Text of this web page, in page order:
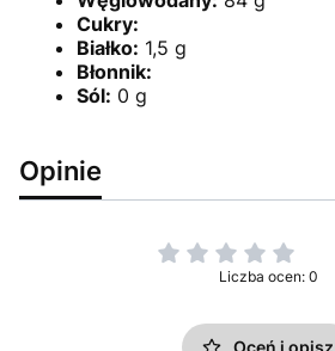
Cukry:
Białko: 1,5 g
Błonnik:
Sól: 0 g
Opinie
Liczba ocen: 0
Oceń i opisz